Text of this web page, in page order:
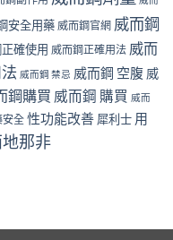
安全用藥 威而鋼官網 威而鋼
確使用 威而鋼正確用法 威而
威而鋼 禁忌 威而鋼 空腹 威
鋼購買 威而鋼 購買 威而
安全 性功能改善 犀利士 用
那非